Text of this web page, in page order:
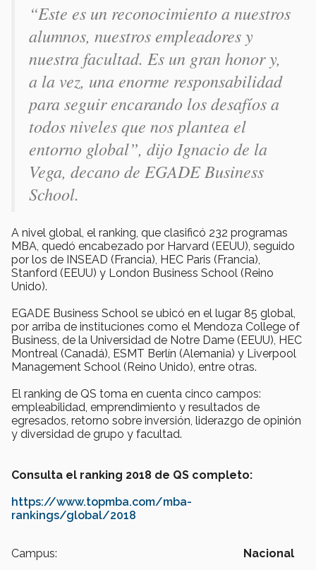
“Este es un reconocimiento a nuestros
alumnos, nuestros empleadores y
nuestra facultad. Es un gran honor y,
a la vez, una enorme responsabilidad
para seguir encarando los desafíos a
todos niveles que nos plantea el
entorno global”, dijo Ignacio de la
Vega, decano de EGADE Business
School.
A nivel global, el ranking, que clasificó 232 programas
MBA, quedó encabezado por Harvard (EEUU), seguido
por los de INSEAD (Francia), HEC Paris (Francia),
Stanford (EEUU) y London Business School (Reino
Unido).
EGADE Business School se ubicó en el lugar 85 global,
por arriba de instituciones como el Mendoza College of
Business, de la Universidad de Notre Dame (EEUU), HEC
Montreal (Canadá), ESMT Berlín (Alemania) y Liverpool
Management School (Reino Unido), entre otras.
El ranking de QS toma en cuenta cinco campos:
empleabilidad, emprendimiento y resultados de
egresados, retorno sobre inversión, liderazgo de opinión
y diversidad de grupo y facultad.
Consulta el ranking 2018 de QS completo:
https://www.topmba.com/mba-
rankings/global/2018
Campus: Nacional